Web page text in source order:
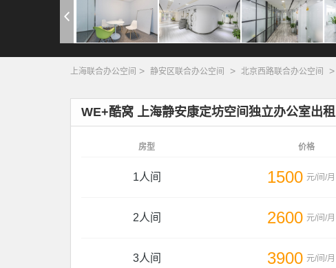
上海联合办公空间 > 静安区联合办公空间 > 北京西路联合办公空间 >
WE+酷窝 上海静安康定坊空间独立办公室出租
房型 价格
1人间 1500 元/间/月
2人间 2600 元/间/月
3人间 3900 元/间/月